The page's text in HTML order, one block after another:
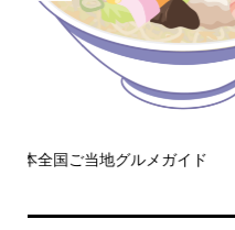
英語で世界中のおもしろニ